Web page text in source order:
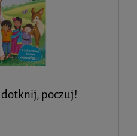
dotknij, poczuj!